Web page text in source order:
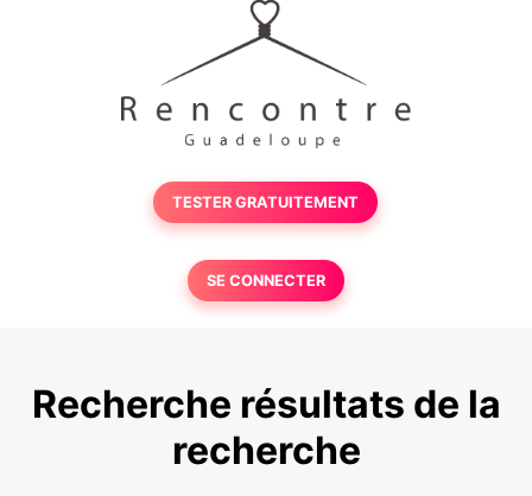
TESTER GRATUITEMENT
SE CONNECTER
Recherche résultats de la
recherche